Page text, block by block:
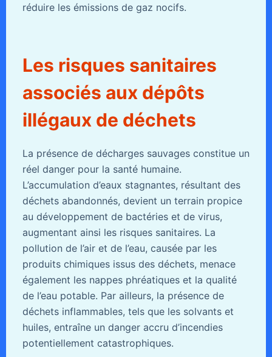
réduire les émissions de gaz nocifs.
Les risques sanitaires
associés aux dépôts
illégaux de déchets
La présence de décharges sauvages constitue un
réel danger pour la santé humaine.
L’accumulation d’eaux stagnantes, résultant des
déchets abandonnés, devient un terrain propice
au développement de bactéries et de virus,
augmentant ainsi les risques sanitaires. La
pollution de l’air et de l’eau, causée par les
produits chimiques issus des déchets, menace
également les nappes phréatiques et la qualité
de l’eau potable. Par ailleurs, la présence de
déchets inflammables, tels que les solvants et
huiles, entraîne un danger accru d’incendies
potentiellement catastrophiques.